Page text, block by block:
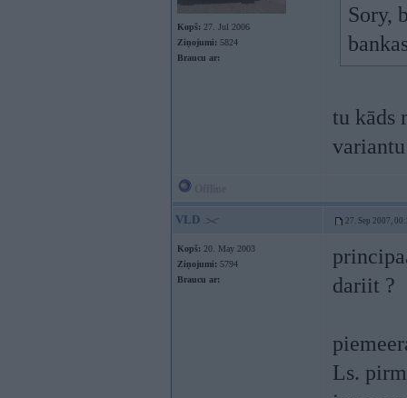
Kopš: 27. Jul 2006
Ziņojumi: 5824
Braucu ar:
Sory,
tu kāds
VLD 27. Sep 2007,
Kopš: 20. May 2003
Ziņojumi: 5794
Braucu ar:
dariit ?
Ls.